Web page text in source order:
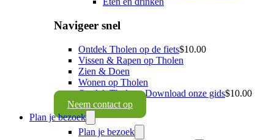
Navigeer snel
Ontdek Tholen op de fiets$10.00
Vissen & Rapen op Tholen
Zien & Doen
Wonen op Tholen
Ontdek Tholen - Download onze gids$10.00
Neem contact op
Plan je bezoek
Plan je bezoek